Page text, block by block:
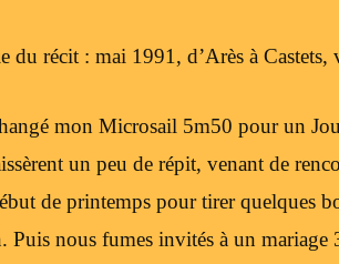
du récit : mai 1991, d’Arès à Castets,
mon Microsail 5m50 pour un
un peu de répit, venant de
de printemps pour tirer quelques
Puis nous fumes invités à un